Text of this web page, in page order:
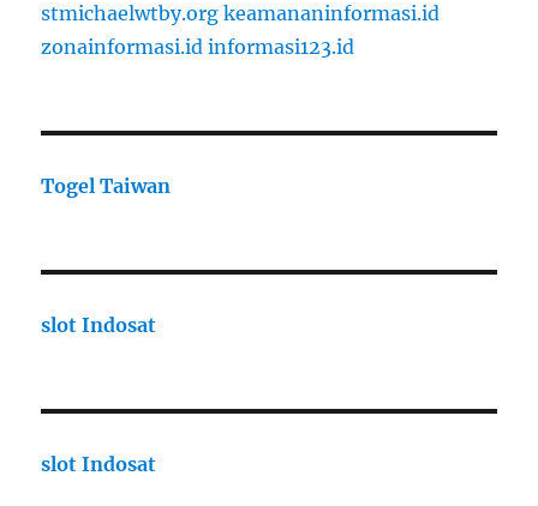
stmichaelwtby.org keamananinformasi.id
zonainformasi.id informasi123.id
Togel Taiwan
slot Indosat
slot Indosat